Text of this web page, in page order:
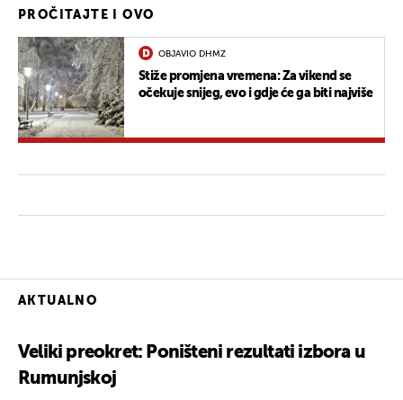
PROČITAJTE I OVO
OBJAVIO DHMZ
Stiže promjena vremena: Za vikend se
očekuje snijeg, evo i gdje će ga biti najviše
AKTUALNO
Veliki preokret: Poništeni rezultati izbora u
Rumunjskoj